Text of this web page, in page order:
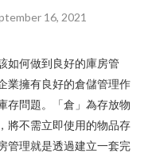
16, 2021
如何做到良好的庫房管
業擁有良好的倉儲管理作
存問題。「倉」為存放物
將不需立即使用的物品存
管理就是透過建立一套完